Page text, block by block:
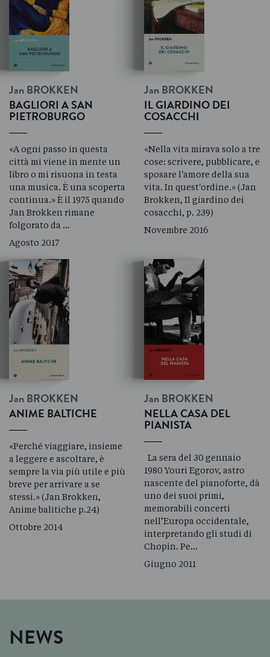
Jan BROKKEN
BAGLIORI A SAN
PIETROBURGO
«A ogni passo in questa
città mi viene in mente un
libro o mi risuona in testa
una musica. È una scoperta
continua.» È il 1975 quando
Jan Brokken rimane
folgorato da …
Agosto 2017
Jan BROKKEN
IL GIARDINO DEI
COSACCHI
«Nella vita mirava solo a tre
cose: scrivere, pubblicare, e
sposare l'amore della sua
vita. In quest'ordine.» (Jan
Brokken, Il giardino dei
cosacchi, p. 239)
Novembre 2016
Jan BROKKEN
ANIME BALTICHE
«Perché viaggiare, insieme
a leggere e ascoltare, è
sempre la via più utile e più
breve per arrivare a se
stessi.» (Jan Brokken,
Anime balitiche p.24)
Ottobre 2014
Jan BROKKEN
NELLA CASA DEL
PIANISTA
La sera del 30 gennaio
1980 Youri Egorov, astro
nascente del pianoforte, dà
uno dei suoi primi,
memorabili concerti
nell’Europa occidentale,
interpretando gli studi di
Chopin. Pe…
Giugno 2011
NEWS